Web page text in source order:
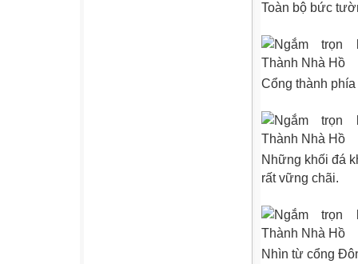
Toàn bộ bức
Cổng thành
Những khối đá
rất vững chãi.
Nhìn từ cổng